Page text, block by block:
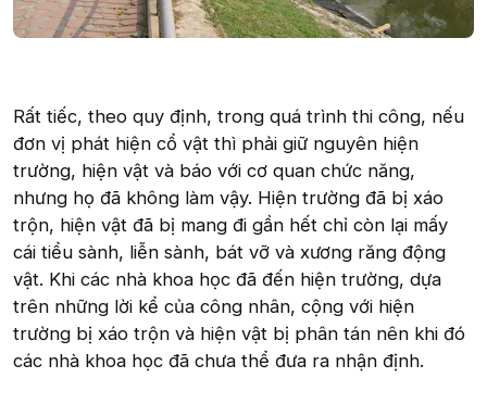
Rất tiếc, theo quy định, trong quá trình thi công, nếu
đơn vị phát hiện cổ vật thì phải giữ nguyên hiện
trường, hiện vật và báo với cơ quan chức năng,
nhưng họ đã không làm vậy. Hiện trường đã bị xáo
trộn, hiện vật đã bị mang đi gần hết chỉ còn lại mấy
cái tiểu sành, liễn sành, bát vỡ và xương răng động
vật. Khi các nhà khoa học đã đến hiện trường, dựa
trên những lời kể của công nhân, cộng với hiện
trường bị xáo trộn và hiện vật bị phân tán nên khi đó
các nhà khoa học đã chưa thể đưa ra nhận định.